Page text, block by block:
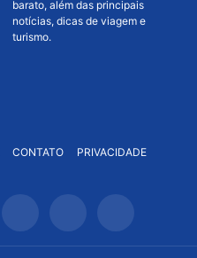
barato, além das principais
notícias, dicas de viagem e
turismo.
CONTATO PRIVACIDADE